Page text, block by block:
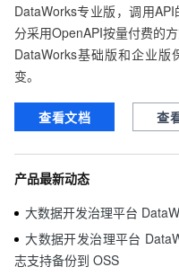
DataWorks专业版，调用
分采用OpenAPI按量付费的方
DataWorks基础版和企业
变。
查看文档 查
产品最新动态
大数据开发治理平台
大数据开发治理平台
志支持备份到 OSS